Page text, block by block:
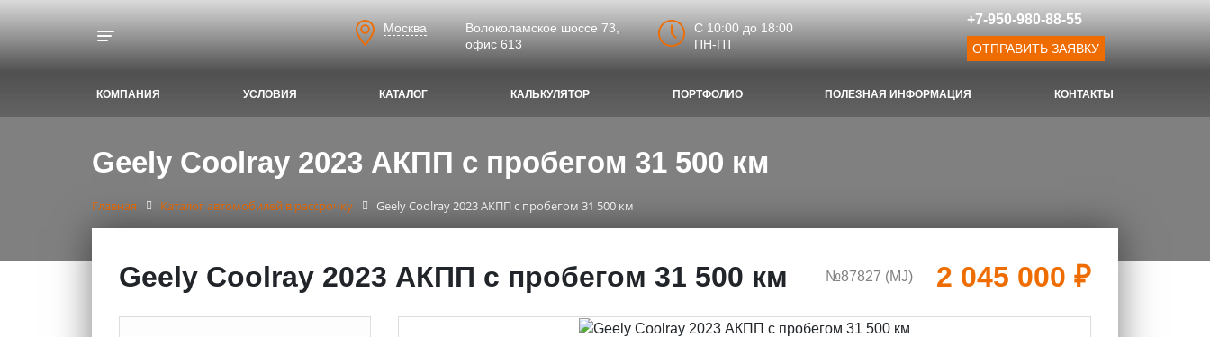
Москва
Волоколамское шоссе 73,
офис 613
C 10:00 до 18:00
ПН-ПТ
+7-950-980-88-55
ОТПРАВИТЬ ЗАЯВКУ
КОМПАНИЯ УСЛОВИЯ КАТАЛОГ КАЛЬКУЛЯТОР ПОРТФОЛИО ПОЛЕЗНАЯ ИНФОРМАЦИЯ КОНТАКТЫ
Geely Coolray 2023 АКПП с пробегом 31 500 км
Главная Каталог автомобилей в рассрочку Geely Coolray 2023 АКПП с пробегом 31 500 км
Geely Coolray 2023 АКПП с пробегом 31 500 км №87827 (МJ) 2 045 000 ₽